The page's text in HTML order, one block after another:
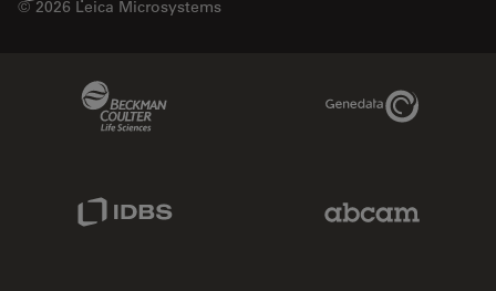
© 2026 Leica Microsystems
Genedata Link